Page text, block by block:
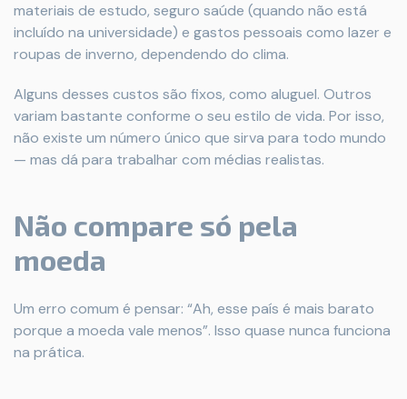
materiais de estudo, seguro saúde (quando não está
incluído na universidade) e gastos pessoais como lazer e
roupas de inverno, dependendo do clima.
Alguns desses custos são fixos, como aluguel. Outros
variam bastante conforme o seu estilo de vida. Por isso,
não existe um número único que sirva para todo mundo
— mas dá para trabalhar com médias realistas.
Não compare só pela
moeda
Um erro comum é pensar: “Ah, esse país é mais barato
porque a moeda vale menos”. Isso quase nunca funciona
na prática.